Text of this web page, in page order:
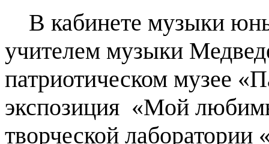
В кабинете музыки
учителем музыки
патриотическом музее
экспозиция «Мой
творческой